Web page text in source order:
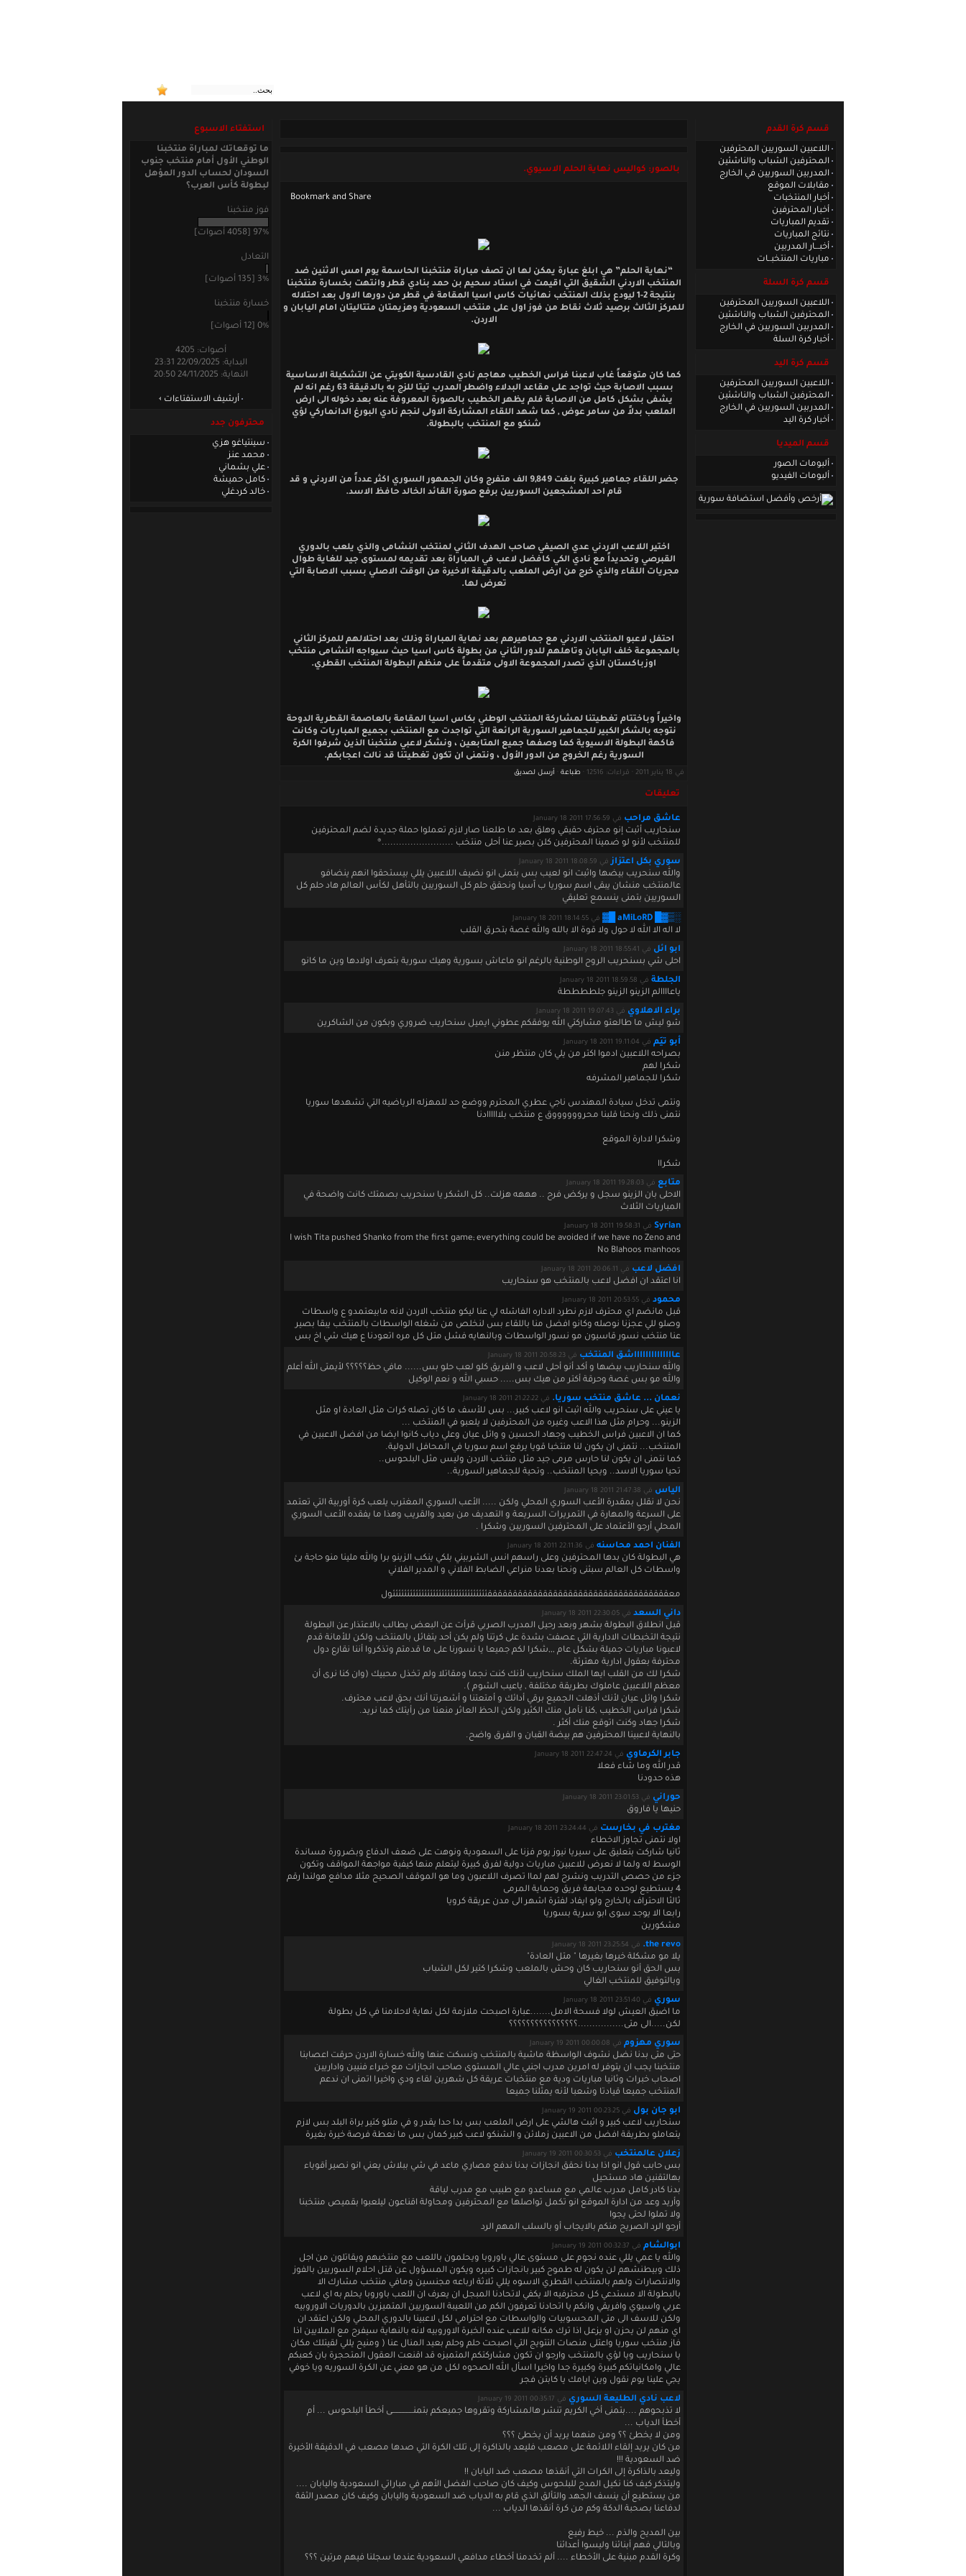
قسم كرة القدم
اللاعبين السوريين المحترفين
المحترفين الشباب والناشئين
المدربين السوريين في الخارج
مقابلات الموقع
أخبار المنتخبات
أخبار المحترفين
تقديم المباريات
نتائج المباريات
أخبـــار المدربين
مباريات المنتخبــات
قسم كرة السلة
اللاعبين السوريين المحترفين
المحترفين الشباب والناشئين
المدربين السوريين في الخارج
أخبار كرة السلة
قسم كرة اليد
اللاعبين السوريين المحترفين
المحترفين الشباب والناشئين
المدربين السوريين في الخارج
أخبار كرة اليد
قسم الميديا
ألبومات الصور
ألبومات الفيديو
بالصور: كواليس نهاية الحلم الاسيوي.
“نهاية الحلم” هي ابلغ عبارة يمكن لها ان تصف مباراة منتخبنا الحاسمة يوم امس الاثنين ضد
المنتخب الاردني الشقيق التي اقيمت في استاد سحيم بن حمد بنادي قطر وانتهت بخسارة منتخبنا
بنتيجة 2-1 ليودع بذلك المنتخب نهائيات كاس اسيا المقامة في قطر من دورها الاول بعد احتلاله
للمركز الثالث برصيد ثلاث نقاط من فوز اول على منتخب السعودية وهزيمتان متتاليتان امام اليابان و
الاردن.
كما كان متوقعاً غاب لاعبنا فراس الخطيب مهاجم نادي القادسية الكويتي عن التشكيلة الاساسية
بسبب الاصابة حيث تواجد على مقاعد البدلاء واضطر المدرب تيتا للزج به بالدقيقة 63 رغم انه لم
يشفى بشكل كامل من الاصابة فلم يظهر الخطيب بالصورة المعروفة عنه بعد دخوله الى ارض
الملعب بدلاً من سامر عوض , كما شهد اللقاء المشاركة الاولى لنجم نادي البورغ الدانماركي لؤي
شنكو مع المنتخب بالبطولة.
جضر اللقاء جماهير كبيرة بلغت 9,849 الف متفرج وكان الجمهور السوري اكثر عدداً من الاردني و قد
قام احد المشجعين السوريين برفع صورة القائد الخالد حافظ الاسد.
اختير اللاعب الاردني عدي الصيفي صاحب الهدف الثاني لمنتخب النشامى والذي يلعب بالدوري
القبرصي وتحديداً مع نادي الكي كافضل لاعب في المباراة بعد تقديمه لمستوى جيد للغاية طوال
مجريات اللقاء والذي خرج من ارض الملعب بالدقيقة الاخيرة من الوقت الاصلي بسبب الاصابة التي
تعرض لها.
احتفل لاعبو المنتخب الاردني مع جماهيرهم بعد نهاية المباراة وذلك بعد احتلالهم للمركز الثاني
بالمجموعة خلف اليابان وتاهلهم للدور الثاني من بطولة كاس اسيا حيث سيواجه النشامى منتخب
اوزباكستان الذي تصدر المجموعة الاولى متقدماً على منظم البطولة المنتخب القطري.
واخيراً وباختتام تغطيتنا لمشاركة المنتخب الوطني بكاس اسيا المقامة بالعاصمة القطرية الدوحة
نتوجه بالشكر الكبير للجماهير السورية الرائعة التي تواجدت مع المنتخب بجميع المباريات وكانت
فاكهة البطولة الاسيوية كما وصفها جميع المتابعين ، ونشكر لاعبي منتخبنا الذين شرفوا الكرة
السورية رغم الخروج من الدور الأول ، ونتمنى ان تكون تغطيتنا قد نالت اعجابكم.
في 18 يناير 2011 · قراءات: 12516 · طباعة أرسل لصديق
تعليقات
عاشق مراحب في January 18 2011 17:56:59
سنحاريب أثبت إنو محترف حقيقي وهلق بعد ما طلعنا صار لازم تعملوا حملة جديدة لضم المحترفين
للمنتخب لأنو لو ضمينا المحترفين كلن بصير عنا أحلى منتخب .........................®
سوري بكل اعتزاز في January 18 2011 18:08:59
والله سنحريب بيضها واثبت انو لعيب بس بتمنى انو نضيف اللاعبين يللي بيستحقوا انهم ينضافو
عالمنتخب منشان يبقى اسم سوريا ب اّسيا ونحقق حلم كل السوريين بالتأهل لكأس العالم هاد حلم كل
السوريين بتمنى ينسمع تعليقي
░▒▓█ aMiLoRD █▓
في January 18 2011 18:14:55
لا اله الا الله لا حول ولا قوة الا بالله والله غصة بتحرق القلب
ابو ائل في January 18 2011 18:55:41
احلى شي بسنحريب الروح الوطنية بالرغم انو ماعاش بسورية وهيك سورية بتعرف اولادها وين ما كانو
الجلطة في January 18 2011 18:59:58
ياعاااالم الزينو الزينو جلططططة
براء الاهلاوي في January 18 2011 19:07:43
شو ليش ما طالعتو مشاركتي الله يوفقكم عطوني ايميل سنحاريب ضروري وبكون من الشاكرين
أبو تيَم في January 18 2011 19:11:04
بصراحه اللاعبين ادموا اكتر من يلي كان منتظر منن
شكرا لهم
شكرا للجماهير المشرفه
ونتمى تدخل سيادة المهندس ناجي عطري المحترم ووضع حد للمهزله الرياضيه التي تشهدها سوريا
نتمنى ذلك ونحنا قلبنا محرووووووق ع منتخب بلاااااادنا
وشكرا لادارة الموقع
شكراا
متابع في January 18 2011 19:28:03
الاحلى بان الزينو سجل و يركض فرح .. هههه هزلت.. كل الشكر يا سنحريب بصمتك كانت واضحة في
المباريات الثلاث
Syrian في January 18 2011 19:58:31
I wish Tita pushed Shanko from the first game; everything could be avoided if we have no Zeno and
No Blahoos manhoos
افضل لاعب في January 18 2011 20:06:11
انا اعتقد ان افضل لاعب بالمنتخب هو سنحاريب
محمود في January 18 2011 20:53:55
قبل مانضم اي محترف لازم نطرد الاداره الفاشله لي عنا ليكو منتخب الاردن لانه مابيعتمدو ع واسطات
وصلو للي عجزنا نوصله وكانو افضل منا باللقاء بس لنخلص من شغله الواسطات بالمنتخب يبقا بصير
عنا منتخب نسور قاسيون مو نسور الواسطات وبالنهايه فشل متل كل مره اتعودنا ع هيك شي اخ بس
عااااااااااااااشق المنتخب في January 18 2011 20:58:23
والله سنحاريب بيضها و أكد أنو أحلى لاعب و الفريق كلو لعب حلو بس...... مافي حظ؟؟؟؟؟ لأيمتى الله أعلم
والله مو بس غصة وحرقة أكتر من هيك بس..... حسبي الله و نعم الوكيل
نعمان ... عاشق منتخب سوريا. في January 18 2011 21:22:22
يا عيني على سنحريب والله اثبت انو لاعب كبير... بس للأسف ما كان تصله كرات مثل العادة او مثل
الزينو... وحرام مثل هذا الاعب وغيره من المحترفين لا يلعبو في المنتخب ...
كما ان الاعبين فراس الخطيب وجهاد الحسين و وائل عيان وعلي دياب كانوا ايضا من افضل الاعبين في
المنتخب... نتمنى ان يكون لنا منتخبا قويا يرفع اسم سوريا في المحافل الدولية.
كما نتمنى ان يكون لنا حارس مرمى جيد مثل منتخب الاردن وليس مثل البلحوس..
تحيا سوريا الاسد.. ويحيا المنتخب.. وتحية للجماهير السورية..
الياس في January 18 2011 21:47:38
نحن لا نقلل بمقدرة الأعب السوري المحلي ولكن ..... الأعب السوري المغترب يلعب كرة أوربية التي تعتمد
على السرعة والمهارة في التمريرات السريعة و التهديف من بعيد والقريب وهذا ما يفقده الأعب السوري
المحلي أرجو الأعتماد على المحترفين السوريين وشكرا .
الفنان احمد محاسنه في January 18 2011 22:11:36
هي البطولة كان بدها المحترفين وعلى راسهم انس الشربيني بلكي ينكب الزينو برا والله ملينا منو حاجة بئ
واسطات كل العالم سبئنى ونحنا بعدنا منراعي الضابط الفلاني و المدير الفلاني
معققققققققققققققققققققققققققققققققققققئئئئئئئئئئئئئئئئئئئئئئئئئئئئئئئئئول
داني السعد في January 18 2011 22:30:05
قبل انطلاق البطولة بشهر وبعد رحيل المدرب الصربي قرأت عن البعض يطالب بالاعتذار عن البطولة
نتيجة التخبطات الادارية التي عصفت بشدة على كرتنا ولم يكن أحد يتفائل بالمنتخب ولكن للأمانة قدم
لاعبونا مباريات جميلة بشكل عام ,,,شكرا لكم جميعا يا نسورنا على ما قدمتم وتذكروا أننا نقارع دول
محترفة بعقول ادارية مهترئة.
شكرا لك من القلب ايها الملك سنحاريب لأنك كنت نجما ومقاتلا ولم تخذل محبيك (وان كنا نرى أن
معظم اللاعبين عاملوك بطريقة مختلفة , ياعيب الشوم ).
شكرا وائل عيان لأنك أذهلت الجميع برقي أدائك و أمتعتنا و أشعرتنا أنك بحق لاعب محترف.
شكرا فراس الخطيب ,كنا نأمل منك الكثير ولكن الحظ العاثر منعنا من رأيتك كما نريد.
شكرا جهاد وكنت اتوقع منك أكثر .
بالنهاية لاعبينا المحترفين هم بيضة القبان و الفرق واضح.
جابر الكرماوي في January 18 2011 22:47:24
قدر الله وما شاء فعلا
هذه حدودنا
حوراني في January 18 2011 23:01:53
حنيها يا فاروق
مغترب في بخارست في January 18 2011 23:24:44
اولا نتمنى تجاوز الاخطاء
ثانيا شاركت بتعليق على سيريا نيوز يوم فزنا على السعودية ونوهت على ضعف الدفاع وبضرورة مساندة
الوسط له ولما لا نعرض للاعبين مباريات دولية لفرق كبيرة ليتعلم منها كيفية مواجهة المواقف وتكون
جزء من حصص التدريب ونشرح لهم لماا تصرف اللاعبون وما هو الموقف الصحيح مثلا مدافع هولندا رقم
4 يستطيع لوحده مجابهة فريق وحماية المرمى
ثالثا الاحتراف بالخارج ولو ايفاد لفترة اشهر الى مدن عريقة كرويا
رابعا الا يوجد سوى ابو سرية بسوريا
مشكورين
the revo.
في January 18 2011 23:25:54
يلا مو مشكلة خيرها بغيرها " متل العادة"
بس الحق أنو سنحاريب كان وحش بالملعب وشكرا كتير لكل الشباب
وبالتوفيق للمنتخب الغالي
سوري في January 18 2011 23:51:40
ما اضيق العيش لولا فسحة الامل.......عبارة اصبحت ملازمة لكل نهاية لاحلامنا في كل بطولة
لكن.....الى متى................؟؟؟؟؟؟؟؟؟؟؟؟؟؟؟؟
سوري مهزوم في January 19 2011 00:00:08
حتى متى بدنا نضل نشوف الواسظة ماشية بالمنتخب ونسكت عنها والله خسارة الاردن حرقت اعصابنا
منتخبنا يجب ان يتوفر له امرين مدرب اجنبي عالي المستوى صاحب انجازات مع خبراء فنيين واداريين
اصحاب خبرات وثانيا مباريات ودية مع منتخبات عريقة كل شهرين لقاء ودي واخيرا اتمنى ان ندعم
المنتخب جميعا قيادتا وشعبا لأنه يمثلنا جميعا
ابو جان بول في January 19 2011 00:23:25
سنحاريب لاعب كبير و اثبت هالشي على ارض الملعب بس بدا حدا يقدر و في متلو كتير براة البلد بس لازم
يتعاملو بطريقة افضل من الاعبين زملائن و الشنكو لاعب كبير كمان بس ما نعطة فرصة خيرة بغيرة
زعلان عالمنتخب في January 19 2011 00:30:53
بس حابب قول انو اذا بدنا نحقق انجازات بدنا ندفع مصاري ماعد في شي ببلاش يعني انو نصير أقوياء
بهالتقنين هاد مستحيل
بدنا كادر كامل مدرب عالمي مع مساعدو مع طبيب مع مدرب لياقة
وأريد وعد من ادارة الموقع انو تكمل تواصلها مع المحترفين ومحاولة اقناعون ليلعبوا بقميص منتخبنا
ولا تملوا لحتى يجوا
أرجو الرد الصريح منكم بالايجاب أو بالسلب المهم الرد
ابوالشام في January 19 2011 00:32:37
والله يا عمي يللي عنده نجوم على مستوى عالي باوروبا ويحلمون باللعب مع منتخبهم ويقاتلون من اجل
ذلك وبيطنشهم لن يكون له طموح كبير بانجازات كبيره ويكون المسؤول عن قتل احلام السوريين بالفوز
والانتصارات ولهم بالمنتخب القطري الاسوه يللي ثلاثة ارباعه مجنسين ومافي منتخب مشارك الا
بالبطولة الا مستدعي كل محترفيه الا يكفي لاتحادنا المبجل ان يعرف ان اللعب باوروبا يحلم به اي لاعب
عربي واسيوي وافريقي وانكم يا اتحادنا تعرفون الكم من اللعيبة السوريين المتميزين بالدوريات الاوروبيه
ولكن للاسف الى متى المحسوبيات والواسطات مع احترامي لكل لاعبينا بالدوري المحلي ولكن اعتقد ان
اي منهم لن يحزن او يزعل اذا ترك مكانه للاعب عنده الخبرة الاوروبيه لانه بالنهاية سيفرح مع الملايين اذا
فاز منتخب سوريا واعتلى منصات التتويج التي اصبحت حلم وحلم بعيد المنال عنا ( ومنيح يللي لقيتلك مكان
يا سنحاريب ويا لؤي بالمنتخب وارجو ان تكون مشاركتكم المتميزه قد اقنعت العقول المتحجرة بان كعبكم
عالي وامكانياتكم كبيرة وكبيرة جدا واخيرا اسأل الله الصحوه لكل من هو معني عن الكرة السوريه ويا خوفي
يجي علينا يوم نقول وين ايامك يا كابتن فجر
لاعب نادي الطليعة السوري في January 19 2011 00:35:17
لا تذبحوهم ....بتمنى أخي الكريم تنشر هالمشاركة وتقروها جميعكم بتمنـــــــــــــــى أخطأ البلحوس ... أم
أخطأ الدياب ...
ومن لا يخطئ ؟؟ ومن منهما يريد أن يخطئ ؟؟؟
من كان يريد إلقاء اللائمة على مصعب فليعد بالذاكرة إلى تلك الكرة التي صدها مصعب في الدقيقة الأخيرة
ضد السعودية !!!
وليعد بالذاكرة إلى الكرات التي أنقذها مصعب ضد اليابان !!
وليتذكر كيف كنا نكيل المدح للبلحوس وكيف كان صاحب الفضل الأهم في مباراتي السعودية واليابان ....
من يستطيع أن ينسف الجهد والتألق الذي قام به الدياب ضد السعودية واليابان وكيف كان مصدر الثقة
لدفاعنا بصحبة الدكة وكم من كرة أنقذها الدياب ...
بين المديح والذم ... خيط رفيع
وبالتالي فهم أبنائنا وليسوا أعدائنا
وكرة القدم مبنية على الأخطاء .... ألم تخدمنا أخطاء مدافعي السعودية عندما سجلنا فيهم مرتين ؟؟؟
استفتاء الاسبوع
ما توقعاتك لمباراة منتخبنا
الوطني الأول أمام منتخب جنوب
السودان لحساب الدور المؤهل
لبطولة كأس العرب؟
فوز منتخبنا
97% [4058 أصوات]
التعادل
3% [135 أصوات]
خسارة منتخبنا
0% [12 أصوات]
أصوات: 4205
البداية: 22/09/2025 23:31
النهاية: 24/11/2025 20:50
أرشيف الاستفتاءات
محترفون جدد
سينتياغو هزي
محمد عنز
علي بشماني
كامل حميشة
خالد كردغلي